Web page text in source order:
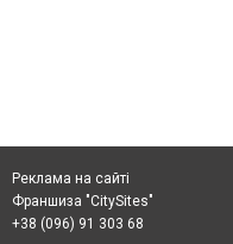
Реклама на сайті
Франшиза "CitySites"
+38 (096) 91 303 68